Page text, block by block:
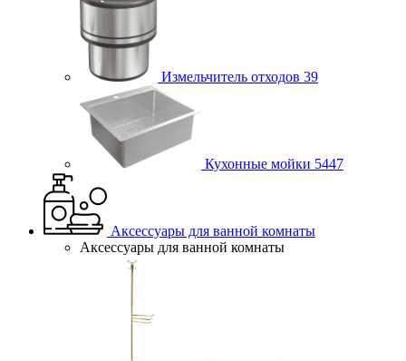
Измельчитель отходов 39
Кухонные мойки 5447
Аксессуары для ванной комнаты
Аксессуары для ванной комнаты